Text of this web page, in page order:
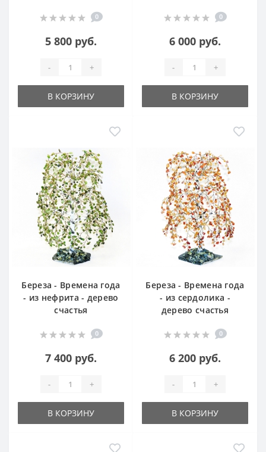
0
5 800 руб.
- +
В КОРЗИНУ
0
6 000 руб.
- +
В КОРЗИНУ
Береза - Времена года
- из нефрита - дерево
счастья
0
7 400 руб.
- +
В КОРЗИНУ
Береза - Времена года
- из сердолика -
дерево счастья
0
6 200 руб.
- +
В КОРЗИНУ